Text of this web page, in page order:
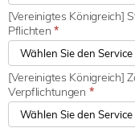
[Vereinigtes Königreich]
Pflichten*
[Vereinigtes Königreich]
Verpflichtungen *